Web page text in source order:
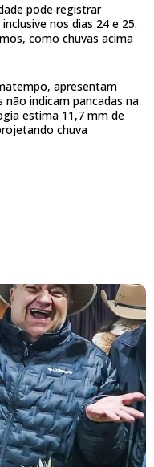
pode registrar
nos dias 24 e 25.
como chuvas acima
apresentam
indicam pancadas na
estima 11,7 mm de
chuva